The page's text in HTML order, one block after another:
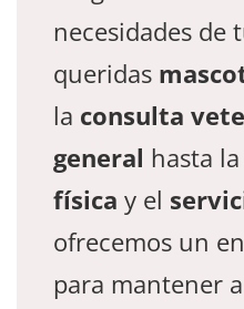
necesidades de
queridas
la consulta
general hasta la
física y el
ofrecemos un
para mantener